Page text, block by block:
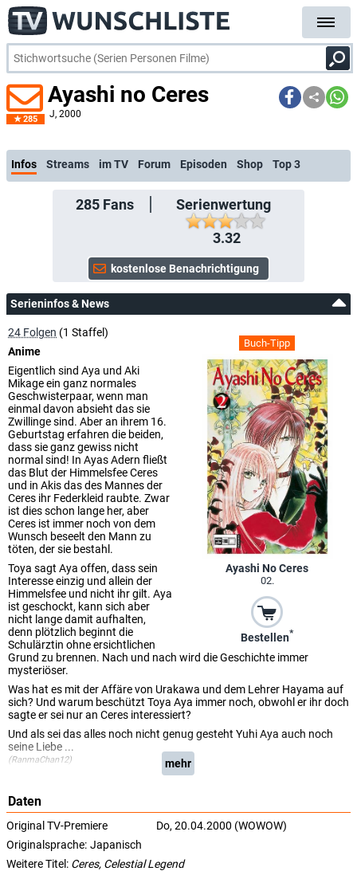
285
Ayashi no Ceres
J, 2000
kostenlose E-Mail-Benachrichtigun
Infos Streams im TV Forum Episoden Shop Top 3
285Fans
Serienwertung
3.32
Serieninfos & News
Buch-Tipp
Ayashi No Ceres
02.
Bestellen*
24 Folgen (1 Staffel)
Anime
Eigentlich sind Aya und Aki
Mikage ein ganz normales
Geschwisterpaar, wenn man
einmal davon absieht das sie
Zwillinge sind. Aber an ihrem 16.
Geburtstag erfahren die beiden,
dass sie ganz gewiss nicht
normal sind! In Ayas Adern fließt
das Blut der Himmelsfee Ceres
und in Akis das des Mannes der
Ceres ihr Federkleid raubte. Zwar
ist dies schon lange her, aber
Ceres ist immer noch von dem
Wunsch beseelt den Mann zu
töten, der sie bestahl.
Toya sagt Aya offen, dass sein
Interesse einzig und allein der
Himmelsfee und nicht ihr gilt. Aya
ist geschockt, kann sich aber
nicht lange damit aufhalten,
denn plötzlich beginnt die
Schulärztin ohne ersichtlichen
Grund zu brennen. Nach und nach wird die Geschichte immer
mysteriöser.
Was hat es mit der Affäre von Urakawa und dem Lehrer Hayama auf
sich? Und warum beschützt Toya Aya immer noch, obwohl er ihr doch
sagte er sei nur an Ceres interessiert?
Und als sei das alles noch nicht genug gesteht Yuhi Aya auch noch
seine Liebe ...
(RanmaChan12) mehr
Daten
Original TV-Premiere
Do, 20.04.2000 (WOWOW)
Originalsprache: Japanisch
Weitere Titel: Ceres, Celestial Legend